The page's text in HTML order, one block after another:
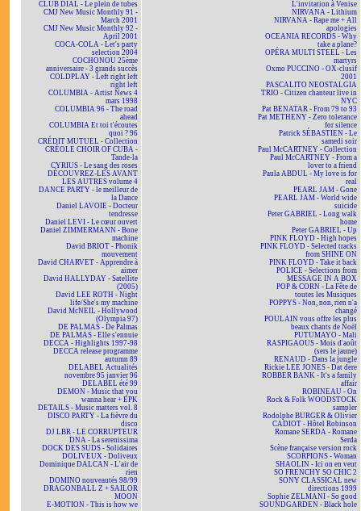
CLUB DIAL - Le plein de tubes
CMJ New Music Monthly 91 -
March 2001
CMJ New Music Monthly 92 -
April 2001
COCA-COLA - Let's party
selection 2004
COCHONOU 25ème
anniversaire - 3 grands succès
COLDPLAY - Left right left
right left
COLUMBIA - Artist News 4
mars 1998
COLUMBIA 96 - The road
ahead
COLUMBIA Et toi t'écoutes
quoi ? 96
CRÉDIT MUTUEL - Collection
CRÉOLE CHOIR OF CUBA -
Tande-la
CYRIUS - Le sang des roses
DÉCOUVREZ-LES AVANT
LES AUTRES volume 4
DANCE PARTY - le meilleur de
la Dance
Daniel LAVOIE - Docteur
tendresse
Daniel LEVI - Le cœur ouvert
Daniel ZIMMERMANN - Bone
machine
David BRIOT - Phonik
mouvement
David CHARVET - Apprendre à
aimer
David HALLYDAY - Satellite
(2005)
David LEE ROTH - Night
life/She's my machine
David McNEIL - Hollywood
(Olympia 97)
DE PALMAS - De Palmas
DE PALMAS - Elle s'ennuie
DECCA - Highlights 1997-98
DECCA release programme
autumn 89
DELABEL Actualités
novembre 95 janvier 96
DELABEL été 99
DEMON - Music that you
wanna hear + EPK
DETAILS - Music matters vol. 8
DISCO PARTY - La fièvre du
disco
DJ LBR - LE CORRUPTEUR
DNA - La serenissima
DOCK DES SUDS - Solidaires
DOLIVEUX - Doliveux
Dominique DALCAN - L'air de
rien
DOMINO nouveautés 98/99
DRAGONBALL Z + SAILOR
MOON
E-MOTION - This is how we
L'invitation à Venise
NIRVANA - Lithium
NIRVANA - Rape me + All
apologies
OCEANIA RECORDS - Why
take a plane?
OPÉRA MULTI STEEL - Les
martyrs
Oxmo PUCCINO - OX-clusif
2001
PASCALITO NEOSTALGIA
TRIO - Citizen chanteur live in
NYC
Pat BENATAR - From 79 to 93
Pat METHENY - Zero tolerance
for silence
Patrick SÉBASTIEN - Le
samedi soir
Paul McCARTNEY - Collection
Paul McCARTNEY - From a
lover to a friend
Paula ABDUL - My love is for
real
PEARL JAM - Gone
PEARL JAM - World wide
suicide
Peter GABRIEL - Long walk
home
Peter GABRIEL - Up
PINK FLOYD - High hopes
PINK FLOYD - Selected tracks
from SHINE ON
PINK FLOYD - Take it back
POLICE - Selections from
MESSAGE IN A BOX
POP & CORN - La Fête de
toutes les Musiques
POPPYS - Non, non, rien n'a
changé
POULAIN vous offre les plus
beaux chants de Noël
PUTUMAYO - Mali
RASPIGAOUS - Mois d'août
(sers le jaune)
RENAUD - Dans la jungle
Rickie LEE JONES - Dat dere
ROBBER BANK - It's a family
affair
ROBINEAU - On
Rock & Folk WOODSTOCK
sampler
Rodolphe BURGER & Olivier
CADIOT - Hôtel Robinson
Romane SERDA - Romane
Serda
Scène française version rock
SCORPIONS - Woman
SHAOLIN - Ici on en veut
SO FRENCHY SO CHIC 2
SONY CLASSICAL new
directions 1999
Sophie ZELMANI - So good
SOUNDGARDEN - Black hole